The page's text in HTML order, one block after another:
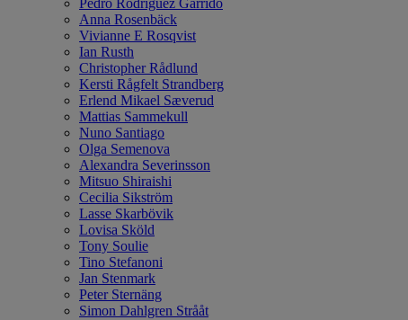
Anna Rosenbäck
Vivianne E Rosqvist
Ian Rusth
Christopher Rådlund
Kersti Rågfelt Strandberg
Erlend Mikael Sæverud
Mattias Sammekull
Nuno Santiago
Olga Semenova
Alexandra Severinsson
Mitsuo Shiraishi
Cecilia Sikström
Lasse Skarbövik
Lovisa Sköld
Tony Soulie
Tino Stefanoni
Jan Stenmark
Peter Sternäng
Simon Dahlgren Strååt